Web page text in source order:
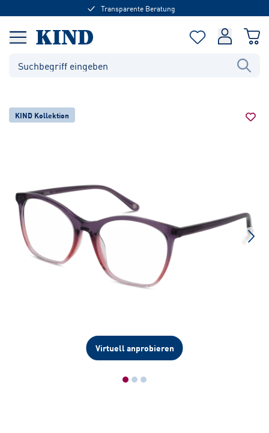
Transparente Beratung
KIND Kollektion
Virtuell anprobieren